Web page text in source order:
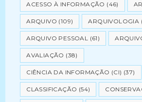
ACESSO À INFORMAÇÃO (46)
ARQUIVO (109) ARQUIVOLOGIA
ARQUIVO PESSOAL (61)
AVALIAÇÃO (38)
CIÊNCIA DA INFORMAÇÃO (CI) (37)
CLASSIFICAÇÃO (54)